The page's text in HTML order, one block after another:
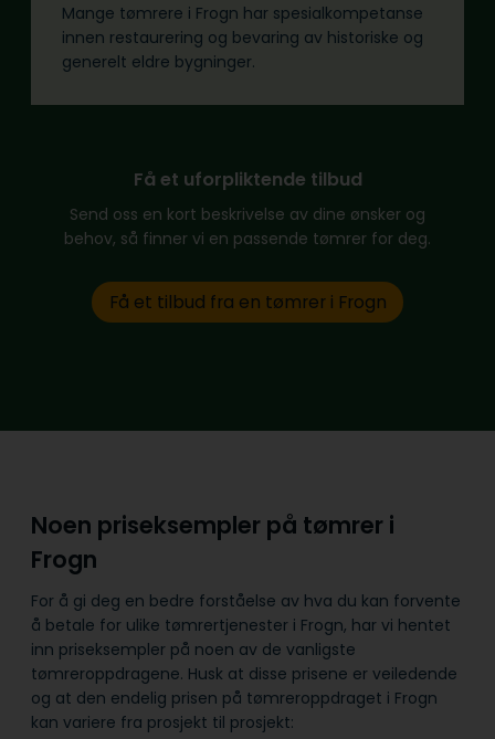
Mange tømrere i Frogn har spesialkompetanse
innen restaurering og bevaring av historiske og
generelt eldre bygninger.
Få et uforpliktende tilbud
Send oss en kort beskrivelse av dine ønsker og
behov, så finner vi en passende tømrer for deg.
Få et tilbud fra en tømrer i Frogn
Noen priseksempler på tømrer i
Frogn
For å gi deg en bedre forståelse av hva du kan forvente
å betale for ulike tømrertjenester i Frogn, har vi hentet
inn priseksempler på noen av de vanligste
tømreroppdragene. Husk at disse prisene er veiledende
og at den endelig prisen på tømreroppdraget i Frogn
kan variere fra prosjekt til prosjekt: